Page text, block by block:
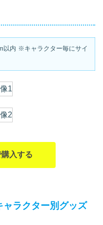
以内 ※キャラクター毎にサイ
入する
ラクター別グッズ